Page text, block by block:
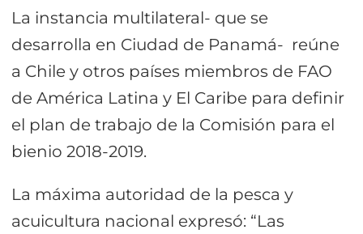
La instancia multilateral- que se
desarrolla en Ciudad de Panamá- reúne
a Chile y otros países miembros de FAO
de América Latina y El Caribe para definir
el plan de trabajo de la Comisión para el
bienio 2018-2019.
La máxima autoridad de la pesca y
acuicultura nacional expresó: “Las